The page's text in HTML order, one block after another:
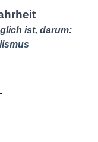
ist, darum: